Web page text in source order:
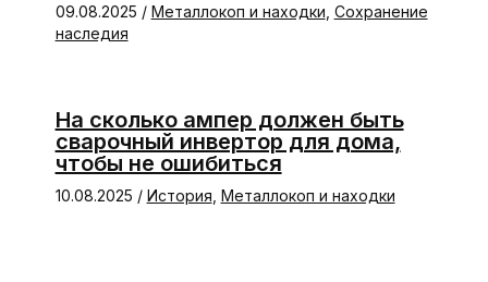
09.08.2025 / Металлокоп и находки Сохранение
наследия
На сколько ампер должен быть
сварочный инвертор для дома,
чтобы не ошибиться
10.08.2025 / История Металлокоп и находки